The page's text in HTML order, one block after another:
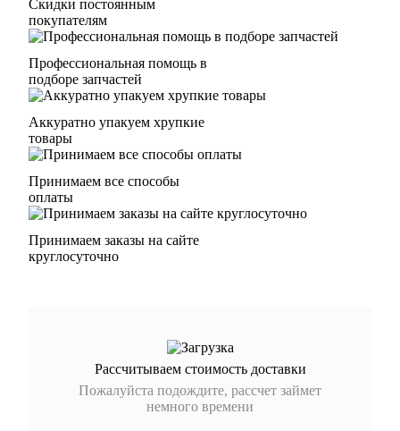
Скидки постоянным
покупателям
Профессиональная помощь в
подборе запчастей
Аккуратно упакуем хрупкие
товары
Принимаем все способы
оплаты
Принимаем заказы на сайте
круглосуточно
Рассчитываем стоимость доставки
Пожалуйста подождите, рассчет займет
немного времени